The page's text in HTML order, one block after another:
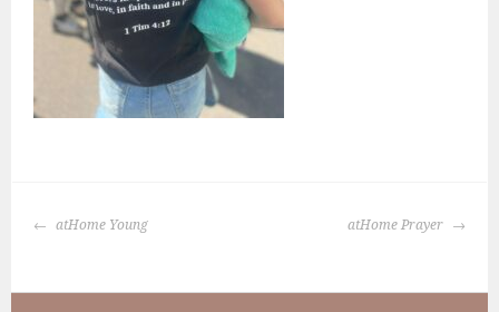
BERICHTNAVIGATIE
atHome Young atHome Prayer